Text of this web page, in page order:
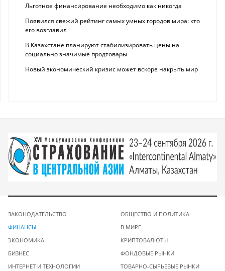
Льготное финансирование необходимо как никогда
Появился свежий рейтинг самых умных городов мира: кто
его возглавил
В Казахстане планируют стабилизировать цены на
социально значимые продтовары
Новый экономический кризис может вскоре накрыть мир
ЗАКОНОДАТЕЛЬСТВО
ФИНАНСЫ
ЭКОНОМИКА
БИЗНЕС
ИНТЕРНЕТ И ТЕХНОЛОГИИ
ОБЩЕСТВО И ПОЛИТИКА
В МИРЕ
КРИПТОВАЛЮТЫ
ФОНДОВЫЕ РЫНКИ
ТОВАРНО-СЫРЬЕВЫЕ РЫНКИ